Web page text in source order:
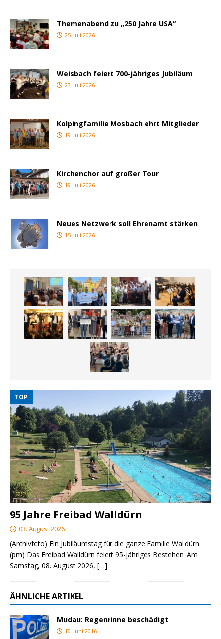
Themenabend zu „250 Jahre USA“
25. Juli 2026
Weisbach feiert 700-jähriges Jubiläum
23. Juli 2026
Kolpingfamilie Mosbach ehrt Mitglieder
19. Juli 2026
Kirchenchor auf großer Tour
19. Juli 2026
Neues Netzwerk soll Ehrenamt stärken
15. Juli 2026
TOP
95 Jahre Freibad Walldürn
03. August 2026
(Archivfoto) Ein Jubiläumstag für die ganze Familie Walldürn.
(pm) Das Freibad Walldürn feiert 95-jähriges Bestehen. Am
Samstag, 08. August 2026, […]
ÄHNLICHE ARTIKEL
Mudau: Regenrinne beschädigt
10. Juni 2016